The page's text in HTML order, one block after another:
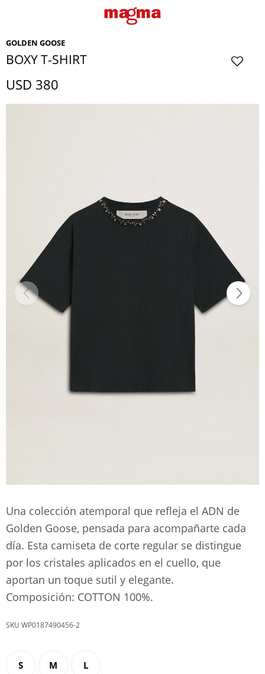
GOLDEN GOOSE
BOXY T-SHIRT
USD 380
Una colección atemporal que refleja el ADN de
Golden Goose, pensada para acompañarte cada
día. Esta camiseta de corte regular se distingue
por los cristales aplicados en el cuello, que
aportan un toque sutil y elegante.
Composición: COTTON 100%.
WP0187490456-2
S M L